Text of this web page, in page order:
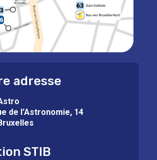
adresse
de l’Astronomie, 14
STIB